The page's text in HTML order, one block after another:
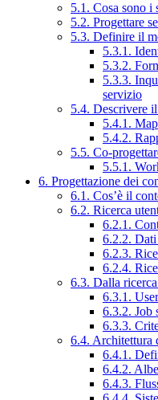
5.1. Cosa sono i
5.2. Progettare
5.3. Definire il
5.3.1.
5.3.2.
5.3.3.
servizio
5.4. Descrivere
5.4.1.
5.4.2.
5.5. Co-
5.5.1.
6. Progettazione dei
6.1. Cos’è il
6.2. Ricerca
6.2.1.
6.2.2.
6.2.3.
6.2.4.
6.3. Dalla
6.3.1.
6.3.2. Job
6.3.3.
6.4. Architettura
6.4.1.
6.4.2.
6.4.3.